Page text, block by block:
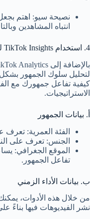
نصيحة سيو: اهتم بجعل
انتباه المشاهدين
4. استخدام TikTok Insights لتحليل بيانات الجمهور
لتحليل سلوك الجمهور
كيفية تفاعل جمهورك مع
الاستراتيجيات.
أ. بيانات الجمهور
الفئة العمرية: تعرف
الجنس: تعرف على
الموقع الجغرافي:
تفاعل الجمهور.
ب. بيانات الأداء الزمني
من خلال هذه الأدوات،
نشر الفيديوهات فيها بناءً